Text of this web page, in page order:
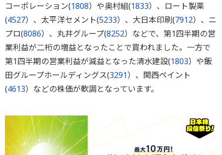
コーポレーション(1808）や奥村組(1833）、ロート製薬
(4527）、太平洋セメント(5233）、大日本印刷(7912）、ニ
プロ(8086）、丸井グループ(8252）などで、第1四半期の営
業利益が二桁の増益となったことで買われました。一方で
第1四半期の営業利益が減益となった清水建設(1803）や飯
田グループホールディングス(3291）、関西ペイント
(4613）などの株価が軟調となっています。